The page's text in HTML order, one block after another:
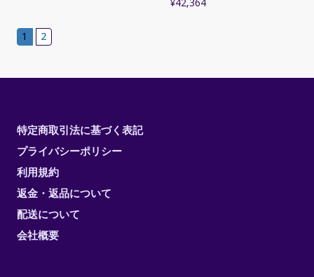
1 2
特定商取引法に基づく表記
プライバシーポリシー
利用規約
返金・返品について
配送について
会社概要